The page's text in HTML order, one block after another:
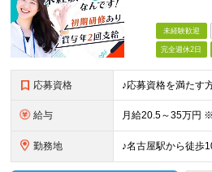
未経験歓迎
完全週休2日
応募資格
給与
勤務地